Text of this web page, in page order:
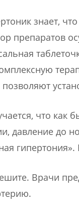
знает,
препаратов
что как
давление до
Врачи